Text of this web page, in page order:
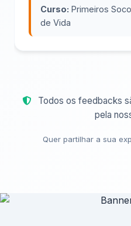
Curso: Primeiros
de Vida
Todos os feedbacks
pela
Quer partilhar a sua